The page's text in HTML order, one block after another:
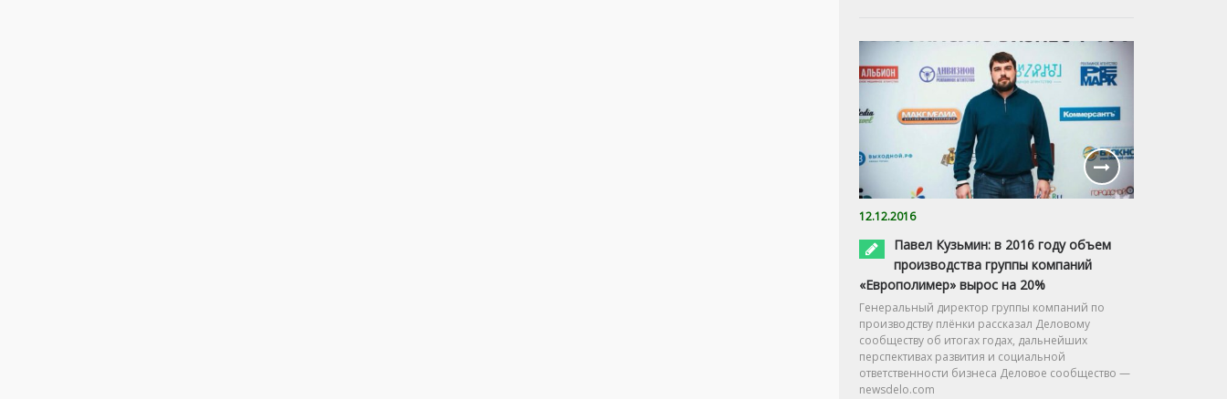
12.12.2016
Павел Кузьмин: в 2016 году объем
производства группы компаний
«Европолимер» вырос на 20%
Генеральный директор группы компаний по
производству плёнки рассказал Деловому
сообществу об итогах годах, дальнейших
перспективах развития и социальной
ответственности бизнеса Деловое сообщество —
newsdelo.com